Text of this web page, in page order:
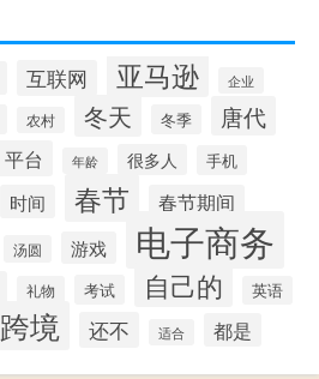
互联网 亚马逊 企业
农村 冬天 冬季 唐代
平台 年龄 很多人 手机
时间 春节 春节期间
汤圆 游戏 电子商务
礼物 考试 自己的 英语
跨境 还不 适合 都是